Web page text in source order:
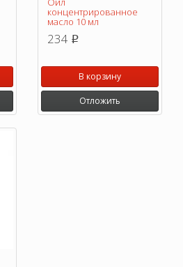
концентрированное
масло 10 мл
234 p
В корзину
Отложить